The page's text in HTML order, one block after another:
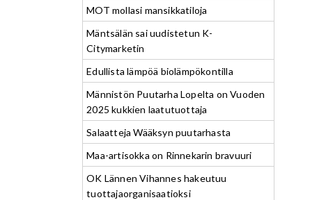
MOT mollasi mansikkatiloja
Mäntsälän sai uudistetun K-
Citymarketin
Edullista lämpöä biolämpökontilla
Männistön Puutarha Lopelta on Vuoden
2025 kukkien laatutuottaja
Salaatteja Wääksyn puutarhasta
Maa-artisokka on Rinnekarin bravuuri
OK Lännen Vihannes hakeutuu
tuottajaorganisaatioksi